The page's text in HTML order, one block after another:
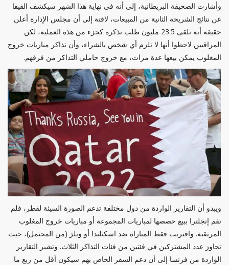
وأشارت الصحيفة البريطانية، إلى أنه في نهاية هذا الشهر سيكشف الفيفا
عن نتائج الشريحة الثانية من المبيعات، لافتة إلى أن مجلس الإدارة أعلن
حقيقة أنه تلقى 23.5 مليون طلب تذكرة كجزء من هذه العملية، لكن
المراقبين لاحظوا أنها لا تلزم أي شخص بالشراء، وأن تذاكر مباريات خروج
المغلوب يمكن بيعها عدة مرات، مع خروج حاملي التذاكر من فرقهم.
ويبدو أن التقارير الواردة من دول مختلفة تدعم الصورة السيئة لقطر، فلم
تقم إنجلترا ببيع حصصها لمباريات المجموعة أو مباريات خروج المغلوب
المرتقبة. واقتربت فقط المباراة ضد اسكتلندا أو ويلز (من المحتمل)، حيث
تجاوز عدد المشتركين في فئتين من فئات التذاكر الثلاث. وتشير التقارير
الواردة من فرنسا إلى أن دعم السفر الخاص بهم سيكون أقل من ربع ما